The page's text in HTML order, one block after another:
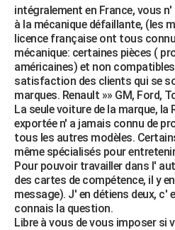
intégralement en France, vous
à la mécanique défaillante, (les
licence française ont tous
mécanique: certaines pièces (
américaines) et non
satisfaction des clients qui se
marques. Renault »» GM, Ford,
La seule voiture de la marque, la
exportée n' a jamais connu de
tous les autres modèles.
même spécialisés pour
Pour pouvoir travailler dans l'
des cartes de compétence, il y
message). J' en détiens deux, c'
connais la question.
Libre à vous de vous imposer si